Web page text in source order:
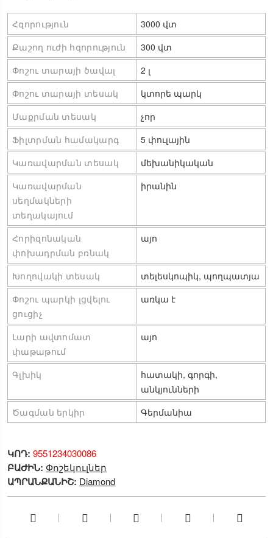
Հզորություն
3000 վտ
Քաշող ուժի հզորություն
300 վտ
Փոշու տարայի ծավալ
2 լ
Փոշու տարայի տեսակ
կտորե պարկ
Մաքրման տեսակ
չոր
Ֆիլտրման համակարգ
5 փուլային
Կառավարման տեսակ
մեխանիկական
Կառավարման
սեղմակների
տեղակայում
իրանին
Հորիզոնական
փոխադրման բռնակ
այո
Խողովակի տեսակ
տելեսկոպիկ, պողպատյա
Փոշու պարկի լցվելու
ցուցիչ
առկա է
Լարի ավտոմատ
փաթաթում
այո
Գլխիկ
հատակի, գորգի,
անկյունների
Ծագման երկիր
Գերմանիա
ԿՈԴ: 9551234030086
ԲԱԺԻՆ: Փոշեկուլներ
ԱՊՐԱՆՔԱՆԻՇ: Diamond